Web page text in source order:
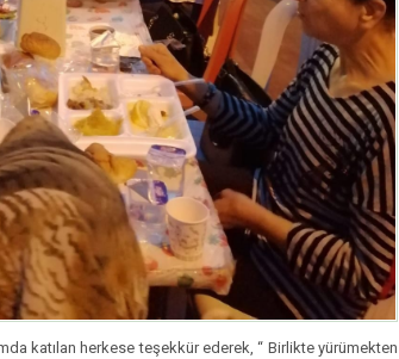
katılan herkese teşekkür ederek, “ Birlikte yürümekten